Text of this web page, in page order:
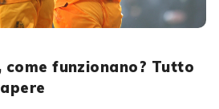
funzionano? Tutto